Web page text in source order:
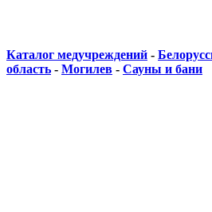
Каталог медучреждений -
область - Могилев - Сауны и бани